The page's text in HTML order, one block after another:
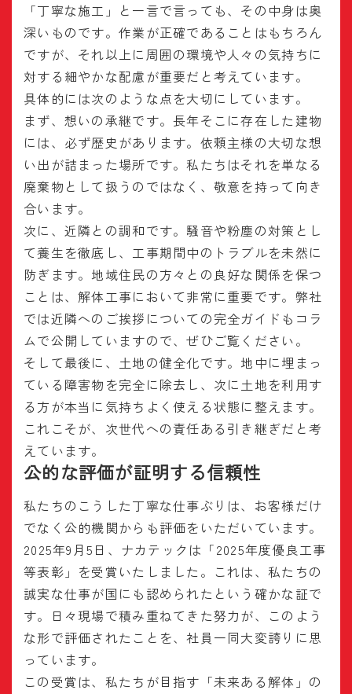
「丁寧な施工」と一言で言っても、その中身は奥
深いものです。作業が正確であることはもちろん
ですが、それ以上に周囲の環境や人々の気持ちに
対する細やかな配慮が重要だと考えています。
具体的には次のような点を大切にしています。
まず、想いの承継です。長年そこに存在した建物
には、必ず歴史があります。依頼主様の大切な想
い出が詰まった場所です。私たちはそれを単なる
廃棄物として扱うのではなく、敬意を持って向き
合います。
次に、近隣との調和です。騒音や粉塵の対策とし
て養生を徹底し、工事期間中のトラブルを未然に
防ぎます。地域住民の方々との良好な関係を保つ
ことは、解体工事において非常に重要です。弊社
では近隣へのご挨拶についての完全ガイドもコラ
ムで公開していますので、ぜひご覧ください。
そして最後に、土地の健全化です。地中に埋まっ
ている障害物を完全に除去し、次に土地を利用す
る方が本当に気持ちよく使える状態に整えます。
これこそが、次世代への責任ある引き継ぎだと考
えています。
公的な評価が証明する信頼性
私たちのこうした丁寧な仕事ぶりは、お客様だけ
でなく公的機関からも評価をいただいています。
2025年9月5日、ナカテックは「2025年度優良工事
等表彰」を受賞いたしました。これは、私たちの
誠実な仕事が国にも認められたという確かな証で
す。日々現場で積み重ねてきた努力が、このよう
な形で評価されたことを、社員一同大変誇りに思
っています。
この受賞は、私たちが目指す「未来ある解体」の